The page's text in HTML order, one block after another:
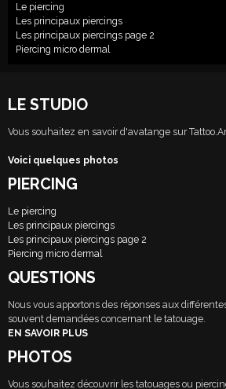
Le piercing
Les principaux piercings
Les principaux piercings page 2
Piercing micro dermal
LE STUDIO
Vous souhaitez en savoir d'avatange sur
Voici quelques photos
PIERCING
Le piercing
Les principaux piercings
Les principaux piercings page 2
Piercing micro dermal
QUESTIONS
Nous vous apportons des réponses aux
souvent demandées concernant le tatouage.
EN SAVOIR PLUS
PHOTOS
Vous souhaitez découvrir les tatouages ou